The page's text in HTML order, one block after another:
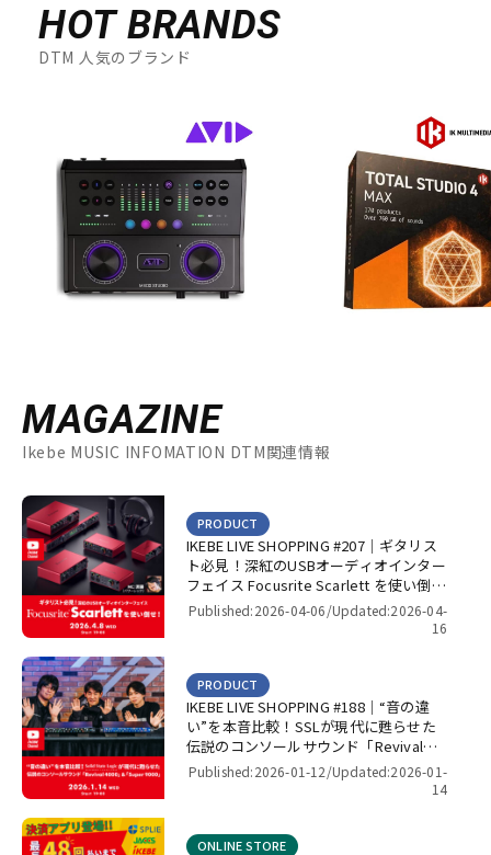
HOT BRANDS
DTM 人気のブランド
MAGAZINE
Ikebe MUSIC INFOMATION DTM関連情報
IKEBE LIVE SHOPPING #207｜ギタリス
ト必見！深紅のUSBオーディオインター
フェイス Focusrite Scarlett を使い倒
せ！【presented by パワーレック】
PRODUCT
Published:2026-04-06/Updated:2026-04-
16
IKEBE LIVE SHOPPING #188｜“音の違
い”を本音比較！SSLが現代に甦らせた
伝説のコンソールサウンド「Revival
4000」＆「Super 9000」【presented
PRODUCT
Published:2026-01-12/Updated:2026-01-
14
ONLINE STORE